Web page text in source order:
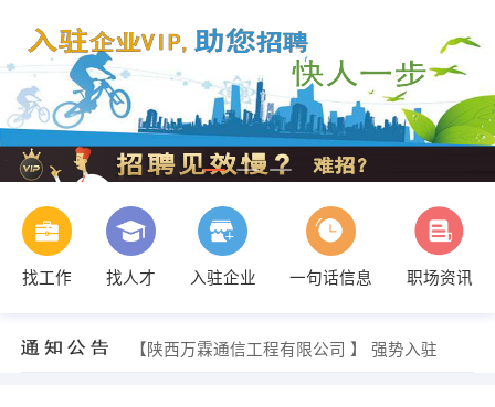
找工作 找人才 入驻企业 一句话信息 职场资讯
【陕西万霖通信工程有限公司 】 强势入驻